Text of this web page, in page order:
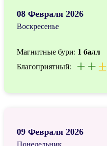
08 Февраля 2026
Воскресенье
Магнитные бури: 1 балл
Благоприятный:
++±
09 Февраля 2026